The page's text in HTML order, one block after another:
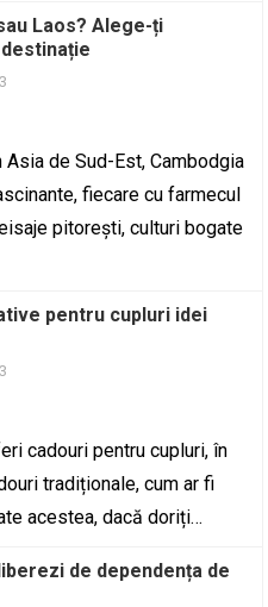
Laos? Alege-ți
de Sud-Est, Cambodgia
fiecare cu farmecul
pitorești, culturi bogate
pentru cupluri idei
cadouri pentru cupluri, în
tradiționale, cum ar fi
acestea, dacă doriți…
de dependența de